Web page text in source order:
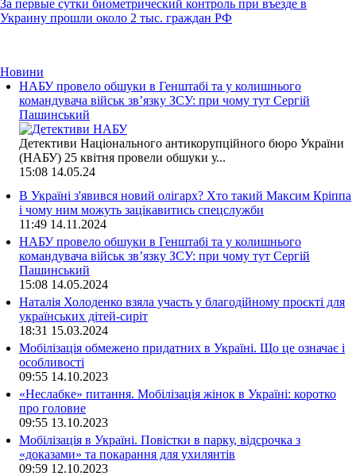
За первые сутки биометрический контроль при въезде в
Украину прошли около 2 тыс. граждан РФ
Новини
НАБУ провело обшуки в Генштабі та у колишнього
командувача військ зв’язку ЗСУ: при чому тут Сергій
Пашинський
Детективи Національного антикорупційного бюро України
(НАБУ) 25 квітня провели обшуки у...
15:08 14.05.24
В Україні з'явився новий олігарх? Хто такий Максим Кріппа
і чому ним можуть зацікавитись спецслужби
11:49 14.11.2024
НАБУ провело обшуки в Генштабі та у колишнього
командувача військ зв’язку ЗСУ: при чому тут Сергій
Пашинський
15:08 14.05.2024
Наталія Холоденко взяла участь у благодійному проєкті для
українських дітей-сиріт
18:31 15.03.2024
Мобілізація обмежено придатних в Україні. Що це означає і
особливості
09:55 14.10.2023
«Неслабке» питання. Мобілізація жінок в Україні: коротко
про головне
09:55 13.10.2023
Мобілізація в Україні. Повістки в парку, відсрочка з
«доказами» та покарання для ухилянтів
09:59 12.10.2023